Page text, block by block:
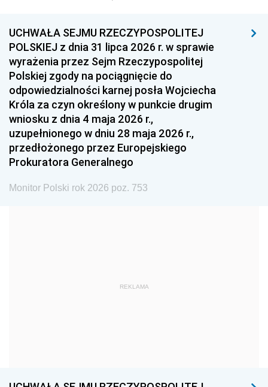
1996 1995 1994
1993 1992 1991
1990 1989
1987 1986 1985
1984 1983
1981 1980 1979
1978 1977
1975 1974
1959
UCHWAŁA SEJMU RZECZYPOSPOLITEJ
POLSKIEJ z dnia 31 lipca 2026 r. w sprawie
wyrażenia przez Sejm Rzeczypospolitej
Polskiej zgody na pociągnięcie do
odpowiedzialności karnej posła Wojciecha
Króla za czyn określony w punkcie drugim
wniosku z dnia 4 maja 2026 r.,
uzupełnionego w dniu 28 maja 2026 r.,
przedłożonego przez Europejskiego
Prokuratora Generalnego
Monitor Polski rok 2026 poz. 753
REKLAMA